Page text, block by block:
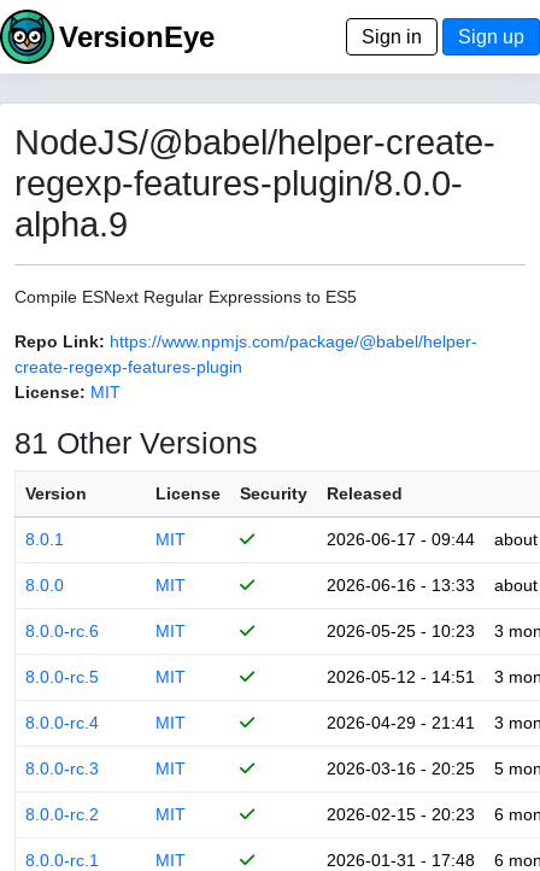
VersionEye Sign in Sign up
NodeJS/@babel/helper-create-
regexp-features-plugin/8.0.0-
alpha.9
Compile ESNext Regular Expressions to ES5
Repo Link: https://www.npmjs.com/package/@babel/helper-
create-regexp-features-plugin
License: MIT
81 Other Versions
Version License Security Released
8.0.1 MIT 2026-06-17 - 09:44
8.0.0 MIT 2026-06-16 - 13:33
8.0.0-rc.6 MIT 2026-05-25 - 10:23 3
8.0.0-rc.5 MIT 2026-05-12 - 14:51 3
8.0.0-rc.4 MIT 2026-04-29 - 21:41 3
8.0.0-rc.3 MIT 2026-03-16 - 20:25 5
8.0.0-rc.2 MIT 2026-02-15 - 20:23 6
8.0.0-rc.1 MIT 2026-01-31 - 17:48 6